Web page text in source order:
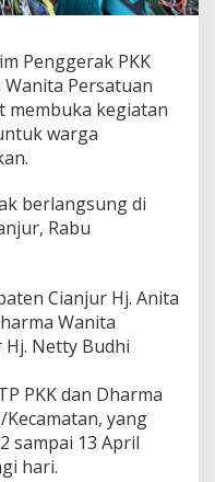
Penggerak PKK
Persatuan
membuka kegiatan
warga
berlangsung di
Rabu
Cianjur Hj. Anita
Wanita
Netty Budhi
PKK dan Dharma
yang
sampai 13 April
hari.